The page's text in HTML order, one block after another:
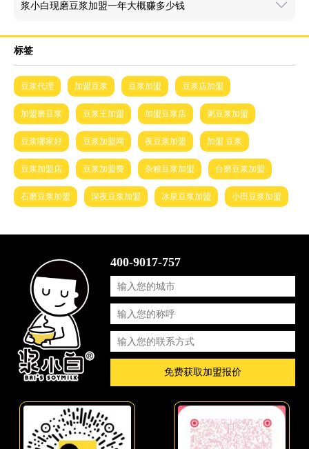
浆小白现磨豆浆加盟一年大概赚多少钱
标签
豆浆代理 加盟豆浆 豆浆加盟 豆浆店加盟
加盟磨豆浆 豆浆王加盟 加盟豆浆店 粥豆浆加盟
豆浆哪家好 豆浆加盟网 夜豆浆加盟 加盟 豆浆
豆浆加盟店 豆浆加盟费 杂粮豆浆加盟 台磨豆浆加盟
石磨豆浆加盟 深夜豆浆加盟 冰泉豆浆加盟 小田豆浆加盟
400-9017-757
免费获取加盟报价